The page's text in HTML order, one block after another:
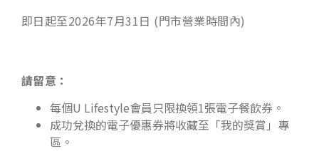
即日起至2026年7月31日 (門市營業時間內)
請留意：
每個U Lifestyle會員只限換領1張電子餐飲券。
成功兌換的電子優惠券將收藏至「我的獎賞」專
區。